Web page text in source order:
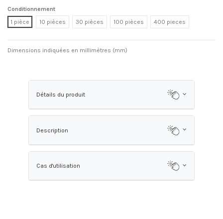
Conditionnement
1 pièce
10 pièces 30 pièces 100 pièces 400 pieces
Dimensions indiquées en millimètres (mm)
Détails du produit
Description
Cas d'utilisation